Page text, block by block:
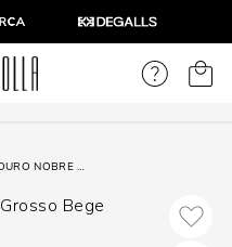
MULE COURO NOBRE SOFT SALTO GROSSO BEGE
Bege